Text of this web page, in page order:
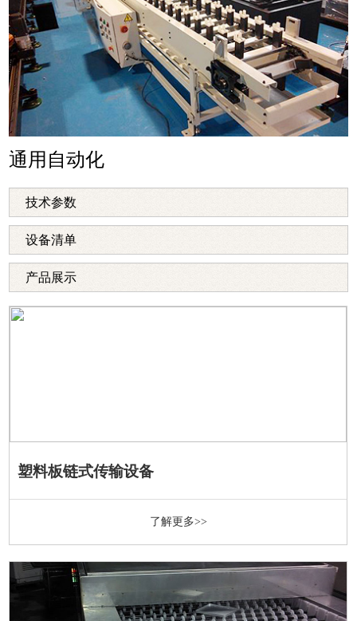
通用自动化
技术参数
设备清单
产品展示
塑料板链式传输设备
了解更多>>